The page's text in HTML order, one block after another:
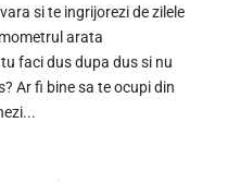
si te ingrijorezi de zilele
arata
faci dus dupa dus si nu
Ar fi bine sa te ocupi din